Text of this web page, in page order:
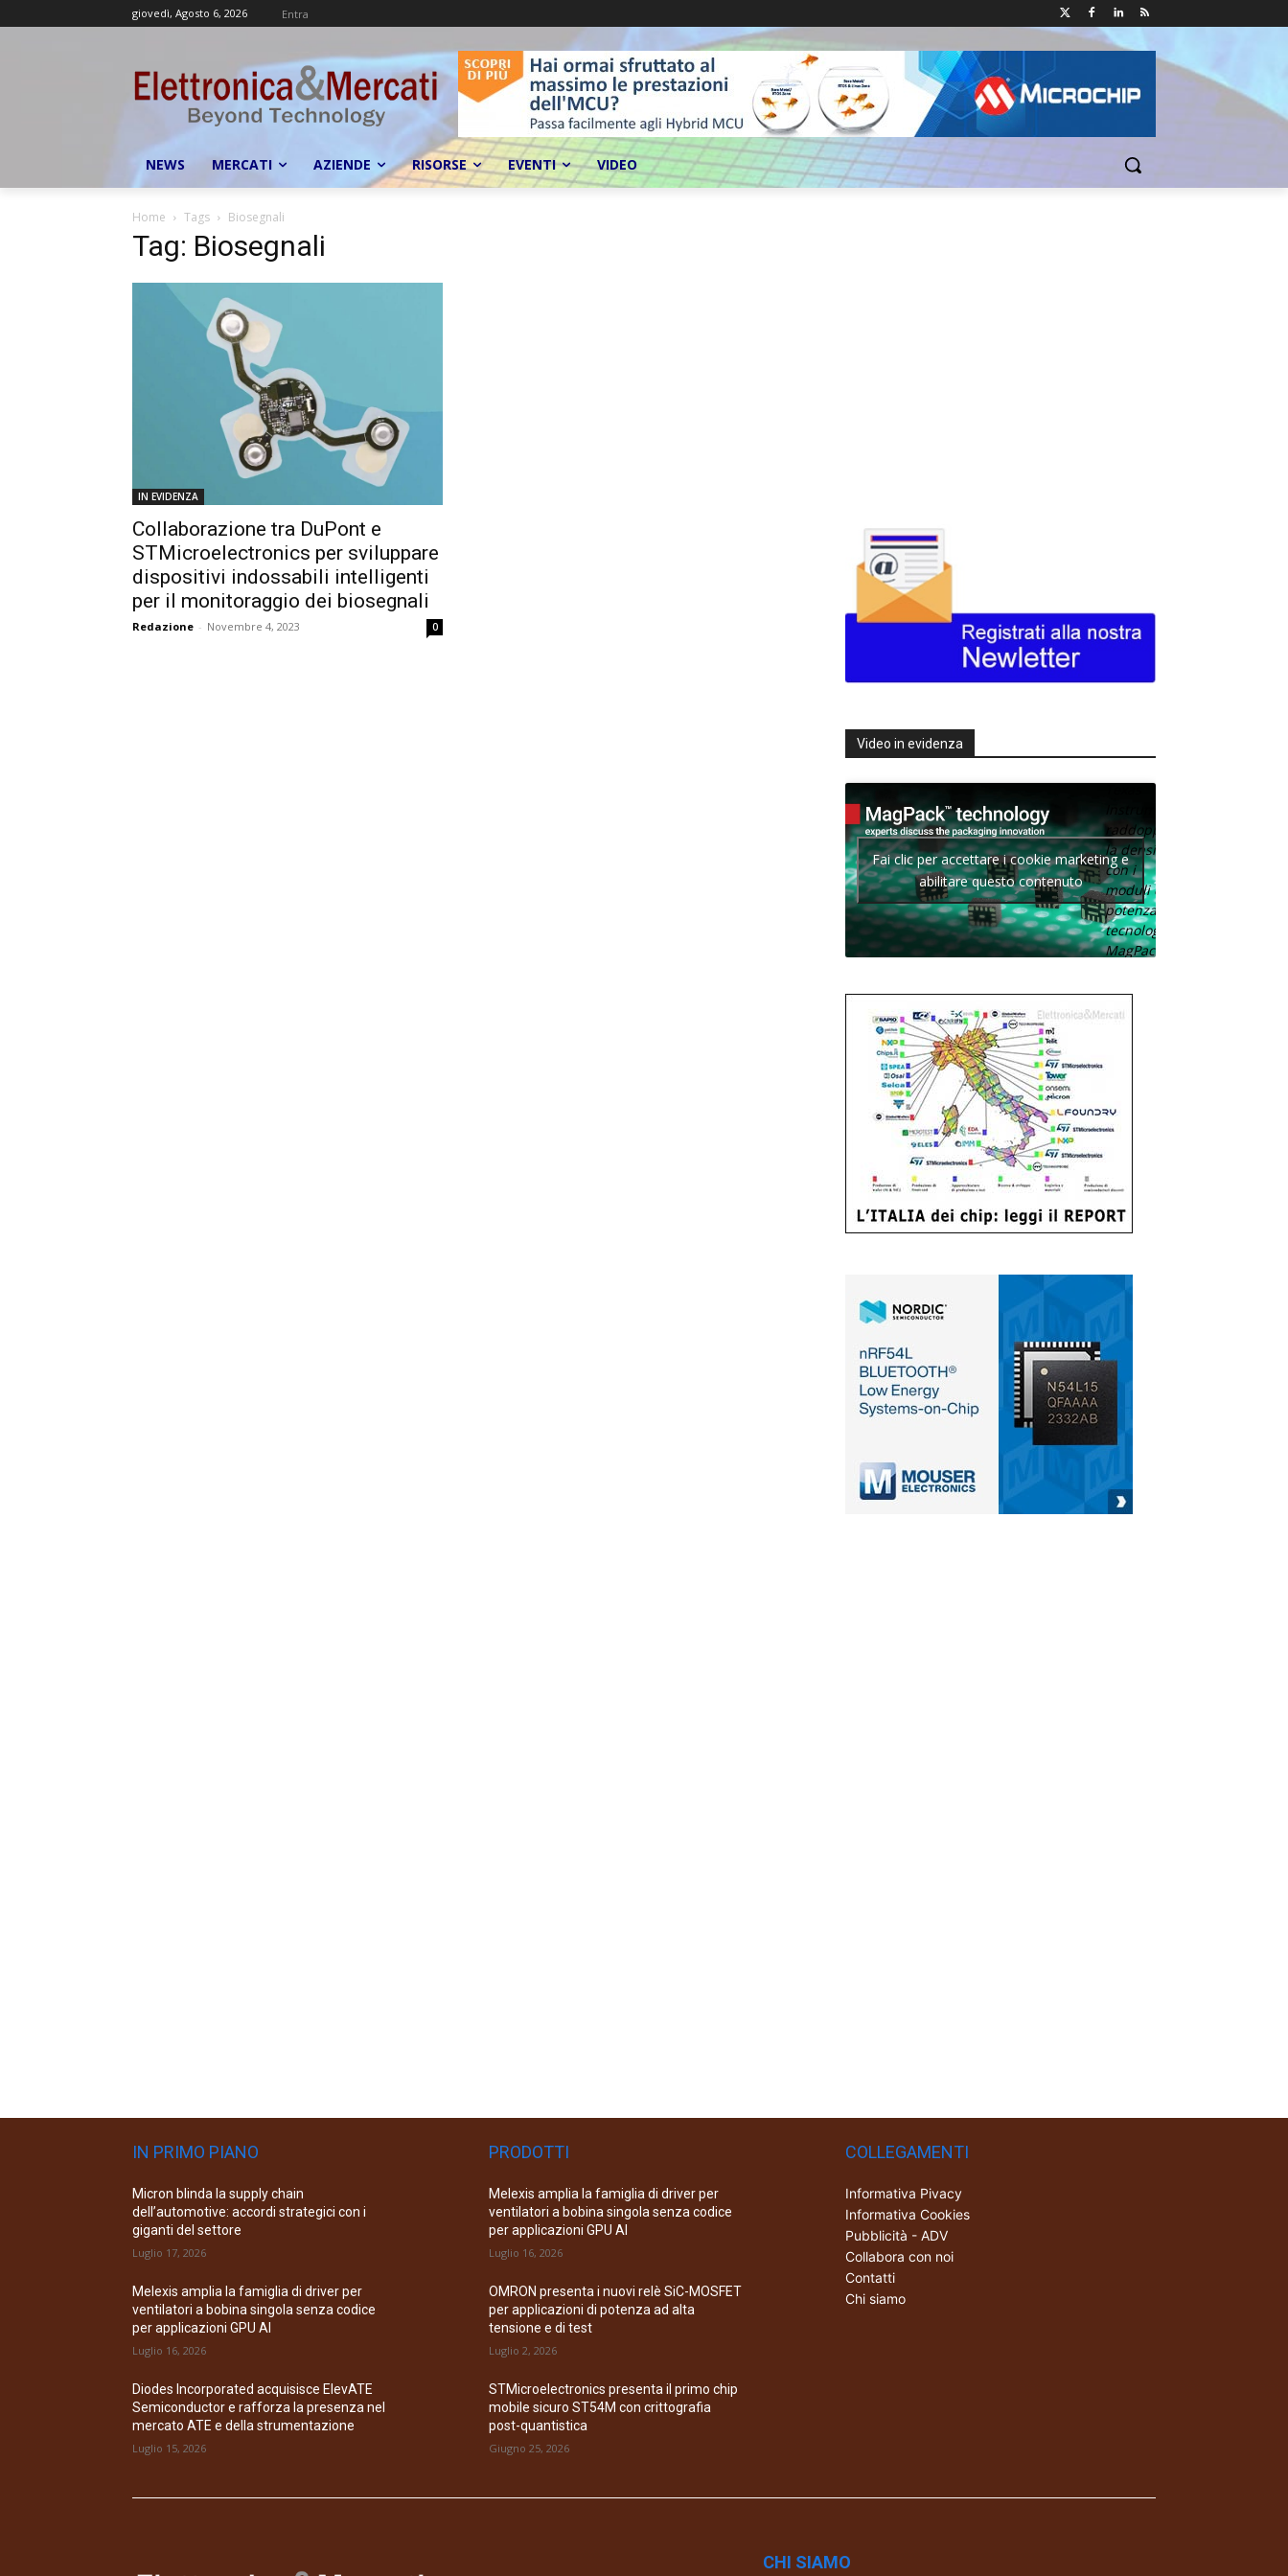
giovedì, Agosto 6, 2026 Entra
NEWS MERCATI AZIENDE RISORSE EVENTI VIDEO
Home Tags Biosegnali
Tag: Biosegnali
IN EVIDENZA
Collaborazione tra DuPont e
STMicroelectronics per sviluppare
dispositivi indossabili intelligenti
per il monitoraggio dei biosegnali
Redazione - Novembre 4, 2023 0
Video in evidenza
Texas
raddoppia
la densità
con i
moduli di
potenza con
tecnologia
MagPack.
Fai clic per accettare i cookie marketing e
abilitare questo contenuto
IN PRIMO PIANO
Micron blinda la supply chain
dell’automotive: accordi strategici con i
giganti del settore
Luglio 17, 2026
Melexis amplia la famiglia di driver per
ventilatori a bobina singola senza codice
per applicazioni GPU AI
Luglio 16, 2026
Diodes Incorporated acquisisce ElevATE
Semiconductor e rafforza la presenza nel
mercato ATE e della strumentazione
Luglio 15, 2026
PRODOTTI
Melexis amplia la famiglia di driver per
ventilatori a bobina singola senza codice
per applicazioni GPU AI
Luglio 16, 2026
OMRON presenta i nuovi relè SiC-MOSFET
per applicazioni di potenza ad alta
tensione e di test
Luglio 2, 2026
STMicroelectronics presenta il primo chip
mobile sicuro ST54M con crittografia
post-quantistica
Giugno 25, 2026
COLLEGAMENTI
Informativa Pivacy
Informativa Cookies
Pubblicità - ADV
Collabora con noi
Contatti
Chi siamo
CHI SIAMO